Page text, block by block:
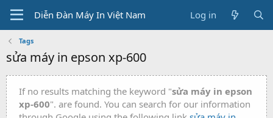
Diễn Đàn Máy In Việt Nam Log in
Tags
sửa máy in epson xp-600
If no results matching the keyword "sửa máy in epson
xp-600". are found. You can search for our information